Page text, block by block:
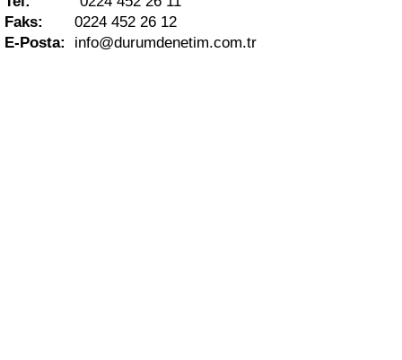
Faks:
0224 452 26 12
E-Posta: info@durumdenetim.com.tr